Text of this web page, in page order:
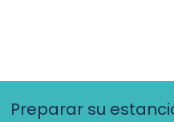
Preparar su